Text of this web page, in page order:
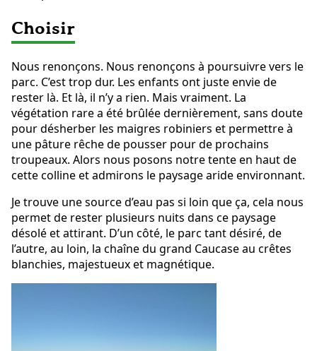
Choisir
Nous renonçons. Nous renonçons à poursuivre vers le
parc. C’est trop dur. Les enfants ont juste envie de
rester là. Et là, il n’y a rien. Mais vraiment. La
végétation rare a été brûlée dernièrement, sans doute
pour désherber les maigres robiniers et permettre à
une pâture rêche de pousser pour de prochains
troupeaux. Alors nous posons notre tente en haut de
cette colline et admirons le paysage aride environnant.
Je trouve une source d’eau pas si loin que ça, cela nous
permet de rester plusieurs nuits dans ce paysage
désolé et attirant. D’un côté, le parc tant désiré, de
l’autre, au loin, la chaîne du grand Caucase au crêtes
blanchies, majestueux et magnétique.